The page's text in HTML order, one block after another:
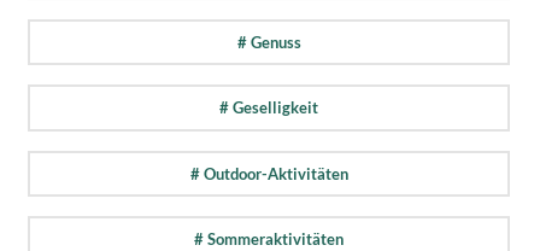
# Genuss
# Geselligkeit
# Outdoor-Aktivitäten
# Sommeraktivitäten